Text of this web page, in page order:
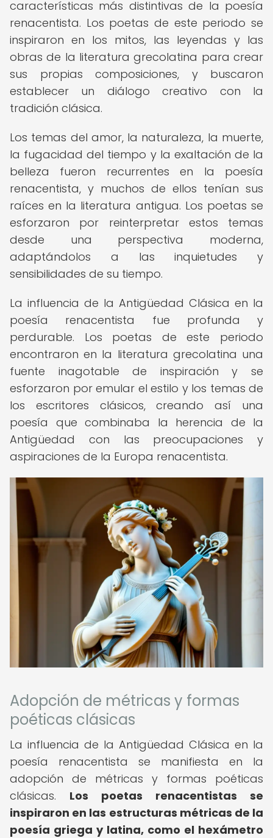
características más distintivas de la poesía
renacentista. Los poetas de este periodo se
inspiraron en los mitos, las leyendas y las
obras de la literatura grecolatina para crear
sus propias composiciones, y buscaron
establecer un diálogo creativo con la
tradición clásica.
Los temas del amor, la naturaleza, la muerte,
la fugacidad del tiempo y la exaltación de la
belleza fueron recurrentes en la poesía
renacentista, y muchos de ellos tenían sus
raíces en la literatura antigua. Los poetas se
esforzaron por reinterpretar estos temas
desde una perspectiva moderna,
adaptándolos a las inquietudes y
sensibilidades de su tiempo.
La influencia de la Antigüedad Clásica en la
poesía renacentista fue profunda y
perdurable. Los poetas de este periodo
encontraron en la literatura grecolatina una
fuente inagotable de inspiración y se
esforzaron por emular el estilo y los temas de
los escritores clásicos, creando así una
poesía que combinaba la herencia de la
Antigüedad con las preocupaciones y
aspiraciones de la Europa renacentista.
Adopción de métricas y formas
poéticas clásicas
La influencia de la Antigüedad Clásica en la
poesía renacentista se manifiesta en la
adopción de métricas y formas poéticas
clásicas. Los poetas renacentistas se
inspiraron en las estructuras métricas de la
poesía griega y latina, como el hexámetro